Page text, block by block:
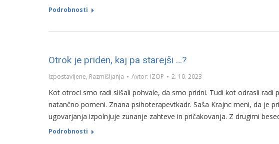
Podrobnosti
Otrok je priden, kaj pa starejši …?
Izpostavljene, Razmišljanja Avtor: IZOP 2. 10. 2023
Kot otroci smo radi slišali pohvale, da smo pridni. Tudi kot odrasli
natančno pomeni. Znana psihoterapevtkadr. Saša Krajnc meni, da je
ugovarjanja izpolnjuje zunanje zahteve in pričakovanja. Z drugimi
Podrobnosti